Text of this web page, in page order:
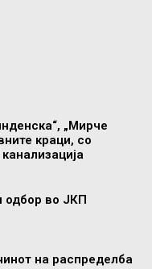
„Мирче
краци, со
одбор во ЈКП
на распределба